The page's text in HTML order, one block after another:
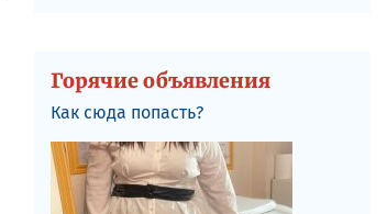
Горячие объявления
Как сюда попасть?